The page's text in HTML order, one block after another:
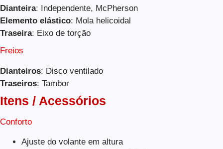
Dianteira: Independente, McPherson
Elemento elástico: Mola helicoidal
Traseira: Eixo de torção
Freios
Dianteiros: Disco ventilado
Traseiros: Tambor
Itens / Acessórios
Conforto
Ajuste do volante em altura